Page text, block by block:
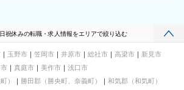
祝休みの転職・求人情報をエリアで絞り込む
玉野市 笠岡市 井原市 総社市 高梁市
新見市
真庭市 美作市
浅口市
）
勝田郡（勝央町、奈義町）
和気郡（和気町）